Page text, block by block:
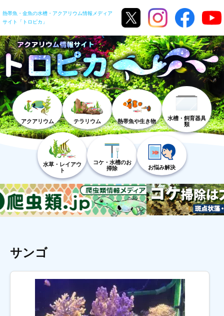
熱帯魚・金魚の水槽・アクアリウム情報メディア
サイト「トロピカ」
アクアリウム テラリウム 熱帯魚や生き物
水槽・飼育器具
類
水草・レイアウ
ト
コケ・水槽のお
掃除
お悩み解決
サンゴ